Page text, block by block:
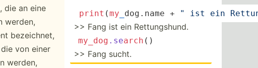
die an eine
werden,
bezeic­hnet,
von einer
werden,
print (­my ­dog.name + " ist ein
>> Fang ist ein Rettungshund.
my_dog .search ()
>> Fang sucht.